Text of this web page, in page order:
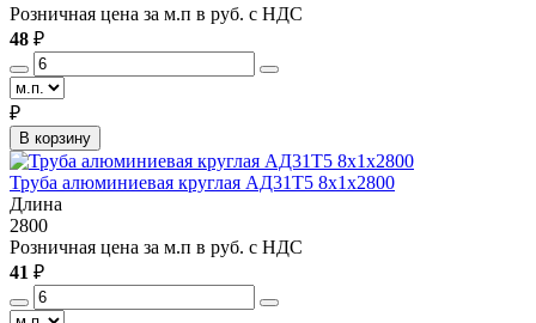
Розничная цена за м.п в руб. с НДС
48 ₽
₽
В корзину
Труба алюминиевая круглая АД31Т5 8х1х2800
Длина
2800
Розничная цена за м.п в руб. с НДС
41 ₽